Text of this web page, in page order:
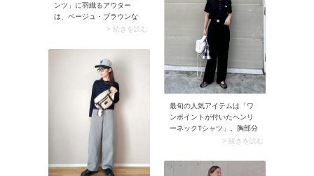
のも嬉しいポイントです。
ンツ」に羽織るアウター
は、ベージュ・ブラウンな
ど茶系のロングコートが映
色のコーデが和らぎクリー
ンな装いに。コートの前を
開けて着こなすと、黒の上
下が縦長シルエットを強調
してスタイルアップも狙え
> 続きを読む
最旬の人気アイテムは「ワ
ンポイントが付いたヘンリ
ーネックTシャツ」。胸部分
に施された刺しゅうやロゴ
タイリングがこなれ見え。
シンプルなワンツーコーデ
> 続きを読む